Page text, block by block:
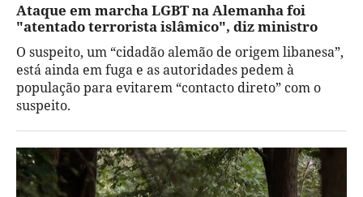
Ataque em marcha LGBT na Alemanha foi
"atentado terrorista islâmico", diz ministro
O suspeito, um “cidadão alemão de origem libanesa”,
está ainda em fuga e as autoridades pedem à
população para evitarem “contacto direto” com o
suspeito.